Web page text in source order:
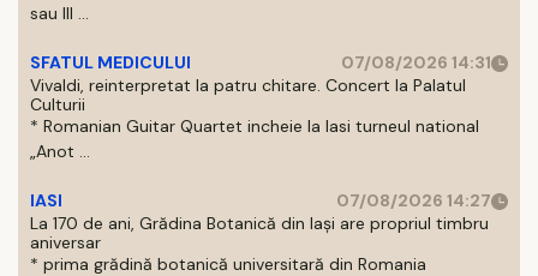
sau III ...
SFATUL MEDICULUI
07/08/2026 14:31
Vivaldi, reinterpretat la patru chitare. Concert la Palatul
Culturii
* Romanian Guitar Quartet incheie la Iasi turneul national
„Anot ...
IASI
07/08/2026 14:27
La 170 de ani, Grădina Botanică din Iași are propriul timbru
aniversar
* prima grădină botanică universitară din Romania